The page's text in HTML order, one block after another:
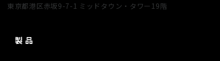
東京都港区赤坂9-7-1 ミッドタウン・タワー19階
製 品